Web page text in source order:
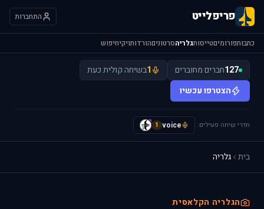
פריפלייט התחברות
כתבותפורומיםטייסותגלריהסרטוניםהורדותויקיחיפוש
127חברים מחוברים 1בשיחה קולית כעת
הצטרפו עכשיו
חדרי שיחה פעילים: voice
1
y
בית גלריה
הגלריה הקלאסית